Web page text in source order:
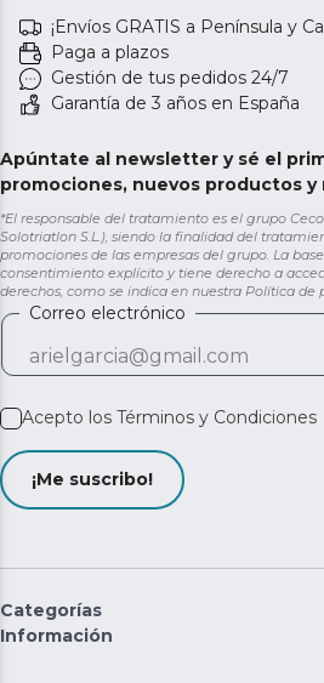
¡Envíos GRATIS a Península y
Paga a plazos
Gestión de tus pedidos 24/7
Garantía de 3 años en España
Apúntate al newsletter y sé el
promociones, nuevos productos y
*El responsable del tratamiento es el grupo
Solotriatlon S.L.), siendo la finalidad del
promociones de las empresas del grupo. La
consentimiento explícito y tiene derecho a
derechos, como se indica en nuestra Política de
Correo electrónico
Acepto los Términos y Condiciones
¡Me suscribo!
Categorías
Información